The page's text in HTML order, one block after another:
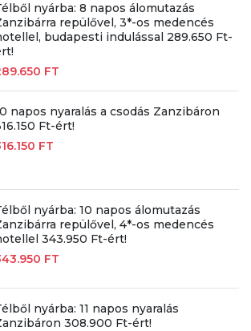
nyárba: 8 napos álomutazás
repülővel, 3*-os medencés
budapesti indulással 289.650 Ft-
FT
napos nyaralás a csodás Zanzibáron
Ft-ért!
FT
nyárba: 10 napos álomutazás
repülővel, 4*-os medencés
343.950 Ft-ért!
FT
nyárba: 11 napos nyaralás
308.900 Ft-ért!